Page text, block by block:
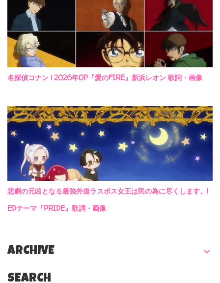
名探偵コナン | 2026年OP『愛のFIRE』新浜レオン 歌詞・画像
悲劇の元凶となる最強外道ラスボス女王は民の為に尽くします。|
EDテーマ『PRIDE』歌詞・画像
ARCHIVE
SEARCH